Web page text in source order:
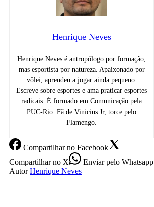
Henrique Neves
Henrique Neves é antropólogo por formação,
mas esportista por natureza. Apaixonado por
vôlei, aprendeu a jogar ainda pequeno.
Escreve sobre esportes e ama praticar esportes
radicais. É formado em Comunicação pela
PUC-Rio. Fã de Vinicius Jr, torce pelo
Flamengo.
Compartilharno Facebook
Compartilharno X Enviarpelo Whatsapp
Autor Henrique Neves